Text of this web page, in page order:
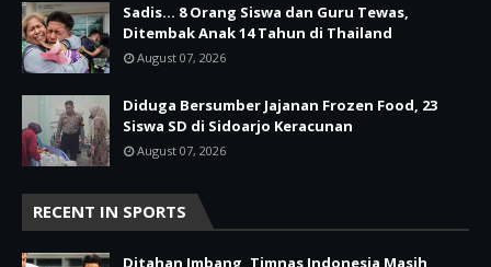
Sadis… 8 Orang Siswa dan Guru Tewas,
Ditembak Anak 14 Tahun di Thailand
August 07, 2026
Diduga Bersumber Jajanan Frozen Food, 23
Siswa SD di Sidoarjo Keracunan
August 07, 2026
RECENT IN SPORTS
Ditahan Imbang, Timnas Indonesia Masih